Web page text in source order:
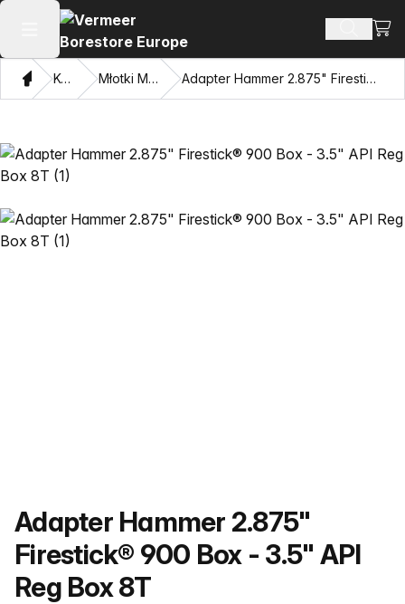
Otwórz menu główne Szukaj
DomKatalog Młotki Mincon™ HDD Adapter Hammer 2.875" Firestick® 900 Box - 3.5" API Reg Box 8T
Nazwa produktu
Adapter Hammer 2.875"
Firestick® 900 Box - 3.5" API
Reg Box 8T